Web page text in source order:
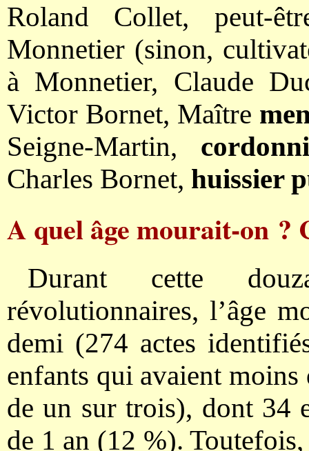
Roland Collet, peut-
Monnetier (sinon,
à Monnetier, Claude
Victor Bornet, Maître
Seigne-Martin,
Charles Bornet, huissier
A quel âge mourait-on ?
Durant cette
révolutionnaires, l’âge
demi (274 actes
enfants qui avaient moins
de un sur trois), dont 34
de 1 an (12 %).